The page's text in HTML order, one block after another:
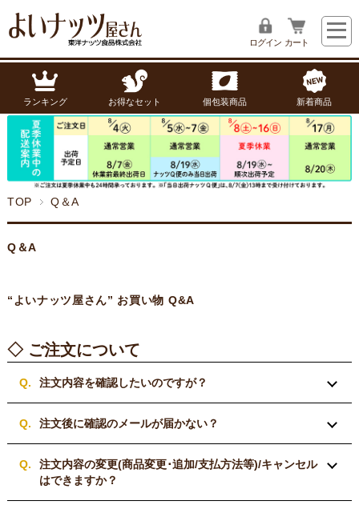
ログイン カート
ランキング お得なセット 個包装商品 新着商品
TOP Q＆A
Q＆A
“よいナッツ屋さん” お買い物 Q&A
◇ ご注文について
注文内容を確認したいのですが？
注文後に確認のメールが届かない？
注文内容の変更(商品変更･追加/支払方法等)/キャンセル
はできますか？